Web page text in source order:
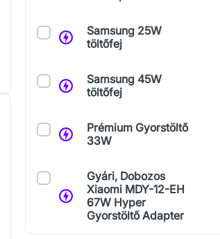
Samsung 25W
töltőfej
Samsung 45W
töltőfej
Prémium Gyorstöltő
33W
Gyári, Dobozos
Xiaomi MDY-12-EH
67W Hyper
Gyorstöltő Adapter